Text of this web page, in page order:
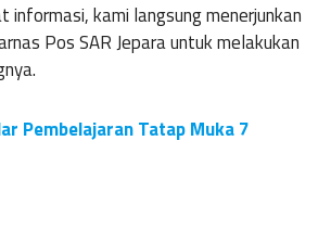
informasi, kami langsung menerjunkan
Pos SAR Jepara untuk melakukan
Pembelajaran Tatap Muka 7